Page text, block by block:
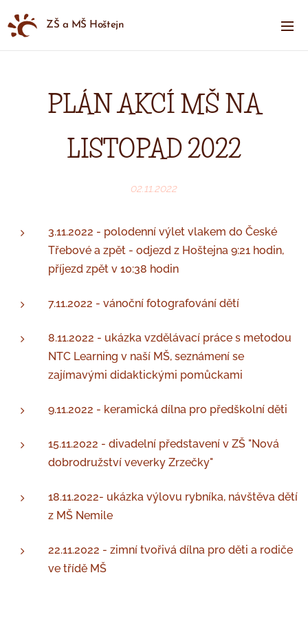
ZŠ a MŠ Hoštejn
PLÁN AKCÍ MŠ NA
LISTOPAD 2022
02.11.2022
3.11.2022 - polodenní výlet vlakem do České
Třebové a zpět - odjezd z Hoštejna 9:21 hodin,
příjezd zpět v 10:38 hodin
7.11.2022 - vánoční fotografování dětí
8.11.2022 - ukázka vzdělávací práce s metodou
NTC Learning v naší MŠ, seznámení se
zajímavými didaktickými pomůckami
9.11.2022 - keramická dílna pro předškolní děti
15.11.2022 - divadelní představení v ZŠ "Nová
dobrodružství veverky Zrzečky"
18.11.2022- ukázka výlovu rybníka, návštěva dětí
z MŠ Nemile
22.11.2022 - zimní tvořivá dílna pro děti a rodiče
ve třídě MŠ